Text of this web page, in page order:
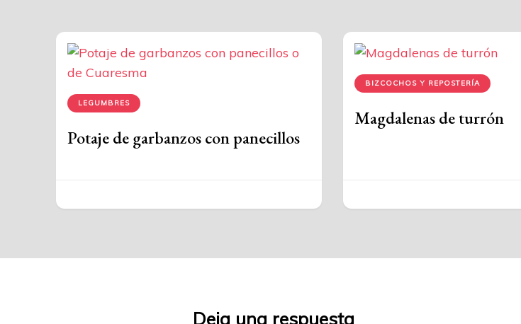
LEGUMBRES
Potaje de garbanzos con panecillos
BIZCOCHOS Y REPOSTERÍA
Magdalenas de turrón
Deja una respuesta